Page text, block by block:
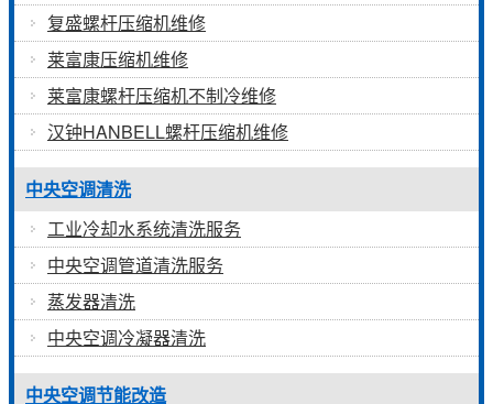
复盛螺杆压缩机维修
莱富康压缩机维修
莱富康螺杆压缩机不制冷维修
汉钟HANBELL螺杆压缩机维修
中央空调清洗
工业冷却水系统清洗服务
中央空调管道清洗服务
蒸发器清洗
中央空调冷凝器清洗
中央空调节能改造